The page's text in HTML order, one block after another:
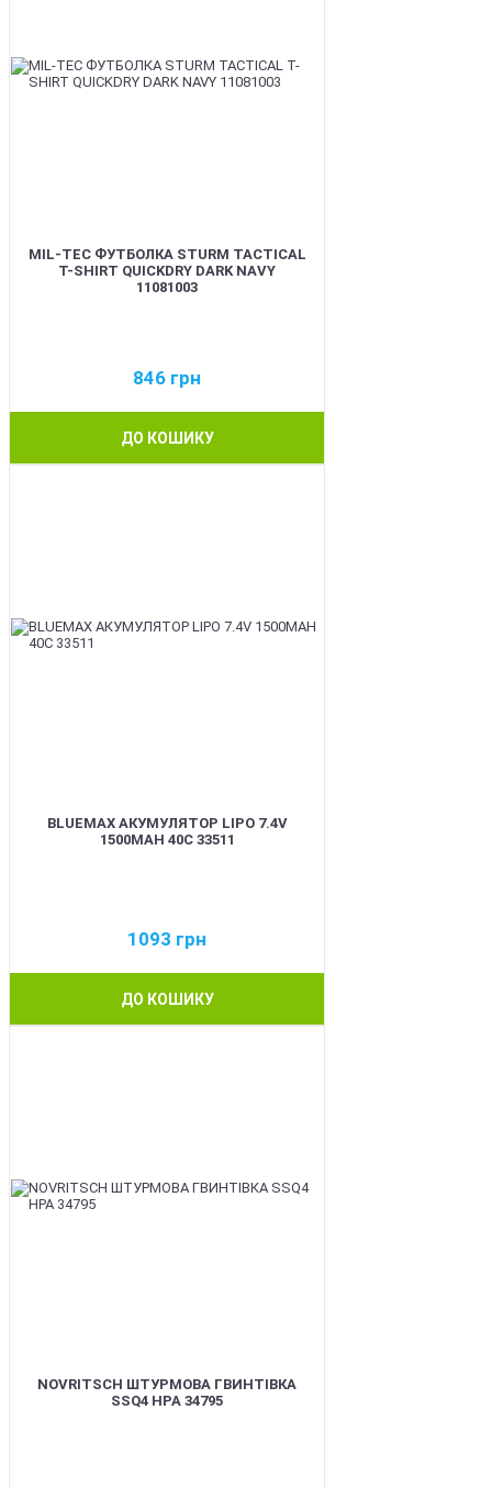
MIL-TEC ФУТБОЛКА STURM TACTICAL
T-SHIRT QUICKDRY DARK NAVY
11081003
846 грн
ДО КОШИКУ
BLUEMAX АКУМУЛЯТОР LIPO 7.4V
1500MAH 40C 33511
1093 грн
ДО КОШИКУ
NOVRITSCH ШТУРМОВА ГВИНТІВКА
SSQ4 HPA 34795